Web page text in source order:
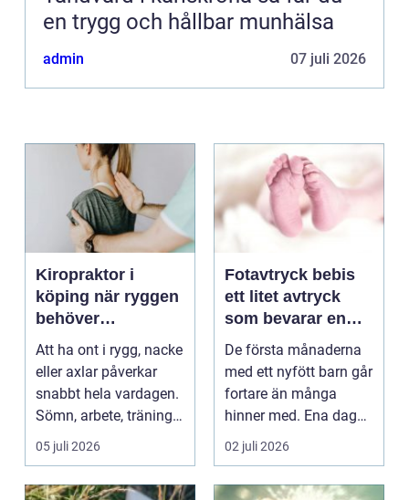
en trygg och hållbar munhälsa
admin 07 juli 2026
Kiropraktor i
köping när ryggen
behöver
professionell hjälp
Att ha ont i rygg, nacke
eller axlar påverkar
snabbt hela vardagen.
Sömn, arbete, träning
och humör ...
05 juli 2026
Fotavtryck bebis
ett litet avtryck
som bevarar en
stor stund
De första månaderna
med ett nyfött barn går
fortare än många
hinner med. Ena dagen
ryms hela foten i...
02 juli 2026